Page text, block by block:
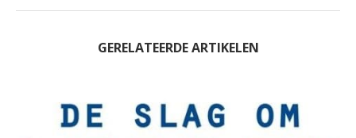
GERELATEERDE ARTIKELEN